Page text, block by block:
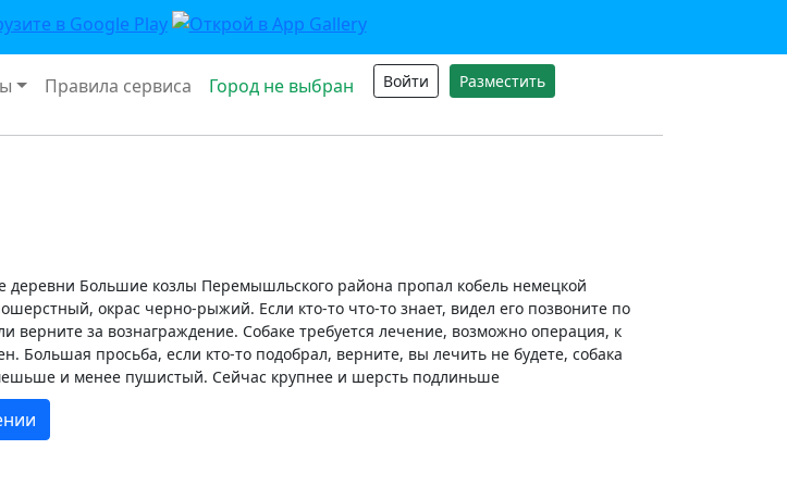
Правила сервиса Город не выбран Войти Разместить
деревни Большие козлы Перемышльского района пропал кобель немецкой
окрас черно-рыжий. Если кто-то что-то знает, видел его позвоните по
верните за вознаграждение. Собаке требуется лечение, возможно операция, к
Большая просьба, если кто-то подобрал, верните, вы лечить не будете, собака
и менее пушистый. Сейчас крупнее и шерсть подлиньше